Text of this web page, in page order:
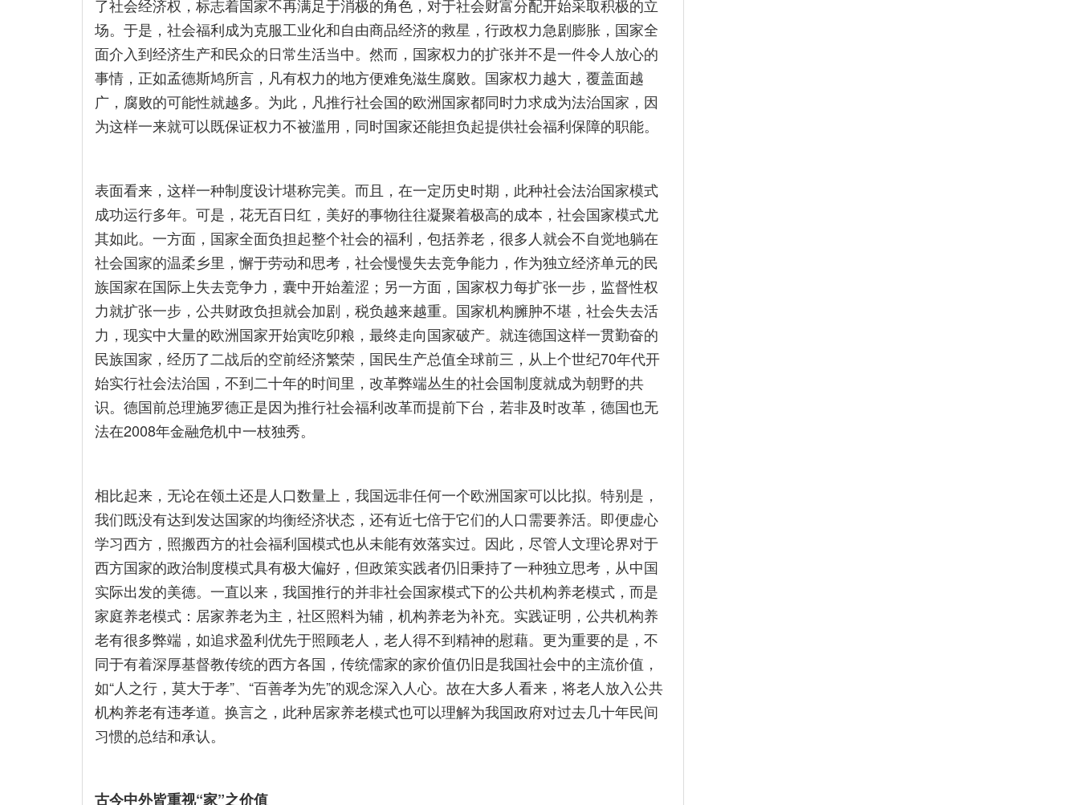
了社会经济权，标志着国家不再满足于消极的角色，对于社会财富分配开始采取积极的立
场。于是，社会福利成为克服工业化和自由商品经济的救星，行政权力急剧膨胀，国家全
面介入到经济生产和民众的日常生活当中。然而，国家权力的扩张并不是一件令人放心的
事情，正如孟德斯鸠所言，凡有权力的地方便难免滋生腐败。国家权力越大，覆盖面越
广，腐败的可能性就越多。为此，凡推行社会国的欧洲国家都同时力求成为法治国家，因
为这样一来就可以既保证权力不被滥用，同时国家还能担负起提供社会福利保障的职能。
表面看来，这样一种制度设计堪称完美。而且，在一定历史时期，此种社会法治国家模式
成功运行多年。可是，花无百日红，美好的事物往往凝聚着极高的成本，社会国家模式尤
其如此。一方面，国家全面负担起整个社会的福利，包括养老，很多人就会不自觉地躺在
社会国家的温柔乡里，懈于劳动和思考，社会慢慢失去竞争能力，作为独立经济单元的民
族国家在国际上失去竞争力，囊中开始羞涩；另一方面，国家权力每扩张一步，监督性权
力就扩张一步，公共财政负担就会加剧，税负越来越重。国家机构臃肿不堪，社会失去活
力，现实中大量的欧洲国家开始寅吃卯粮，最终走向国家破产。就连德国这样一贯勤奋的
民族国家，经历了二战后的空前经济繁荣，国民生产总值全球前三，从上个世纪70年代开
始实行社会法治国，不到二十年的时间里，改革弊端丛生的社会国制度就成为朝野的共
识。德国前总理施罗德正是因为推行社会福利改革而提前下台，若非及时改革，德国也无
法在2008年金融危机中一枝独秀。
相比起来，无论在领土还是人口数量上，我国远非任何一个欧洲国家可以比拟。特别是，
我们既没有达到发达国家的均衡经济状态，还有近七倍于它们的人口需要养活。即便虚心
学习西方，照搬西方的社会福利国模式也从未能有效落实过。因此，尽管人文理论界对于
西方国家的政治制度模式具有极大偏好，但政策实践者仍旧秉持了一种独立思考，从中国
实际出发的美德。一直以来，我国推行的并非社会国家模式下的公共机构养老模式，而是
家庭养老模式：居家养老为主，社区照料为辅，机构养老为补充。实践证明，公共机构养
老有很多弊端，如追求盈利优先于照顾老人，老人得不到精神的慰藉。更为重要的是，不
同于有着深厚基督教传统的西方各国，传统儒家的家价值仍旧是我国社会中的主流价值，
如“人之行，莫大于孝”、“百善孝为先”的观念深入人心。故在大多人看来，将老人放入公共
机构养老有违孝道。换言之，此种居家养老模式也可以理解为我国政府对过去几十年民间
习惯的总结和承认。
古今中外皆重视“家”之价值